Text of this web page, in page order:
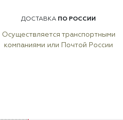
ДОСТАВКА ПО РОССИИ
Осуществляется транспортными
компаниями или Почтой России